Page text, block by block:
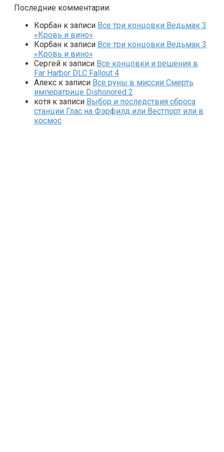
Последние комментарии:
Корбан к записи Все три концовки Ведьмак 3
«Кровь и вино»
Корбан к записи Все три концовки Ведьмак 3
«Кровь и вино»
Сергей к записи Все концовки и решения в
Far Harbor DLC Fallout 4
Алекс к записи Все руны в миссии Смерть
императрице Dishonored 2
котя к записи Выбор и последствия сброса
станции Глас на Фэрфилд или Вестпорт или в
космос